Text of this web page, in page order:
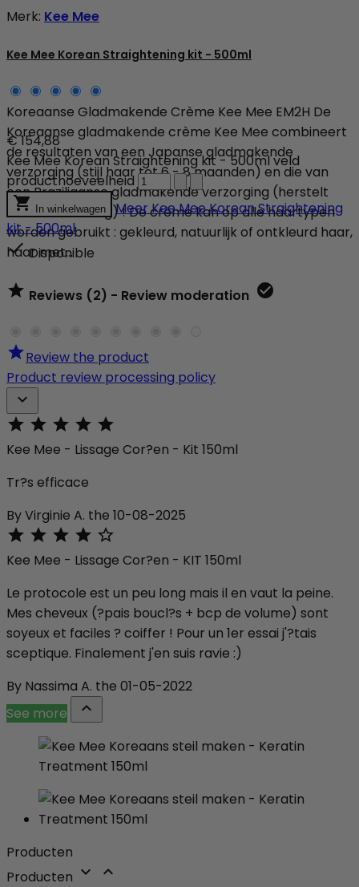
Merk: Kee Mee
Kee Mee Korean Straightening kit - 500ml
Koreaanse Gladmakende Crème Kee Mee EM2H De
Koreaanse gladmakende crème Kee Mee combineert
de resultaten van een Japanse gladmakende
verzorging (stijl haar tot 6 - 8 maanden) en die van
een Braziliaanse gladmakende verzorging (herstelt
het haar volledig) ! De crème kan op alle haartypen
worden gebruikt : gekleurd, natuurlijk of ontkleurd haar,
haar met...
€ 154,88
Kee Mee Korean Straightening kit - 500ml veld
producthoeveelheid
 In winkelwagen MeerKee Mee Korean Straightening
kit - 500ml
Disponible
 Reviews (2) - Review moderation 
Review the product
Product review processing policy

    
Kee Mee - Lissage Cor?en - Kit 150ml
Tr?s efficace
By Virginie A. the 10-08-2025
    
Kee Mee - Lissage Cor?en - KIT 150ml
Le protocole est un peu long mais il en vaut la peine.
Mes cheveux (?pais boucl?s + bcp de volume) sont
soyeux et faciles ? coiffer ! Pour un 1er essai j'?tais
sceptique. Finalement j'en suis ravie :)
By Nassima A. the 01-05-2022
See more

Producten
Producten  